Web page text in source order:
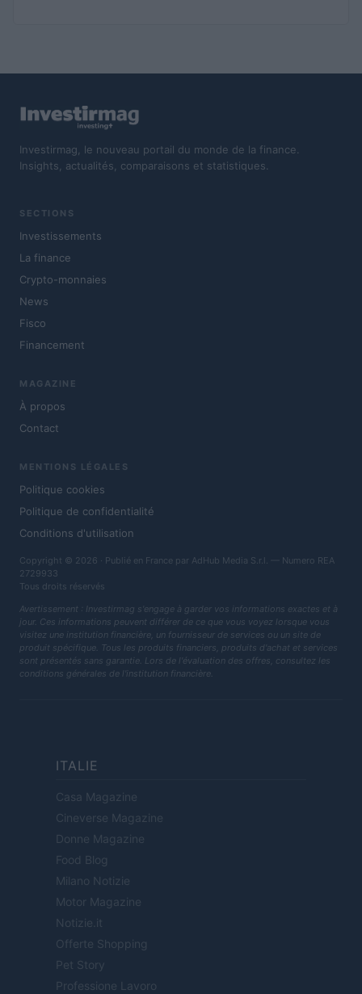
Investirmag, le nouveau portail du monde de la finance.
Insights, actualités, comparaisons et statistiques.
SECTIONS
Investissements
La finance
Crypto-monnaies
News
Fisco
Financement
MAGAZINE
À propos
Contact
MENTIONS LÉGALES
Politique cookies
Politique de confidentialité
Conditions d'utilisation
Copyright © 2026 · Publié en France par AdHub Media S.r.l. — Numero REA
2729933
Tous droits réservés
Avertissement : Investirmag s'engage à garder vos informations exactes et à
jour. Ces informations peuvent différer de ce que vous voyez lorsque vous
visitez une institution financière, un fournisseur de services ou un site de
produit spécifique. Tous les produits financiers, produits d'achat et services
sont présentés sans garantie. Lors de l'évaluation des offres, consultez les
conditions générales de l'institution financière.
ITALIE
Casa Magazine
Cineverse Magazine
Donne Magazine
Food Blog
Milano Notizie
Motor Magazine
Notizie.it
Offerte Shopping
Pet Story
Professione Lavoro